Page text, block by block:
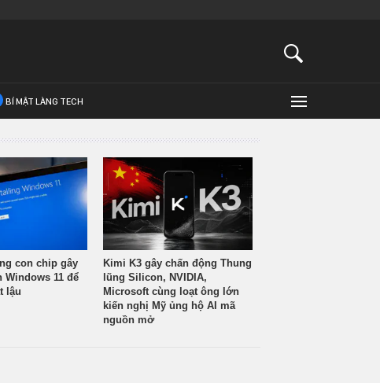
BÍ MẬT LÀNG TECH
con chip gây
Windows 11 để
lậu
Kimi K3 gây chấn động Thung
lũng Silicon, NVIDIA,
Microsoft cùng loạt ông lớn
kiến nghị Mỹ ủng hộ AI mã
nguồn mở